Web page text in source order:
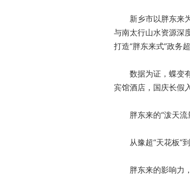
新乡市以胖东来为
与南太行山水资源深
打造“胖东来式”政务
数据为证，蝶变有
宾馆酒店，国庆长假
胖东来的“泼天流量
从豫超“天花板”到
胖东来的影响力，